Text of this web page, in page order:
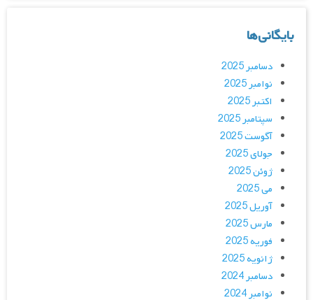
بایگانی‌ها
دسامبر 2025
نوامبر 2025
اکتبر 2025
سپتامبر 2025
آگوست 2025
جولای 2025
ژوئن 2025
می 2025
آوریل 2025
مارس 2025
فوریه 2025
ژانویه 2025
دسامبر 2024
نوامبر 2024